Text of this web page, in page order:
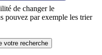
de changer le
pouvez par exemple les trier
votre recherche